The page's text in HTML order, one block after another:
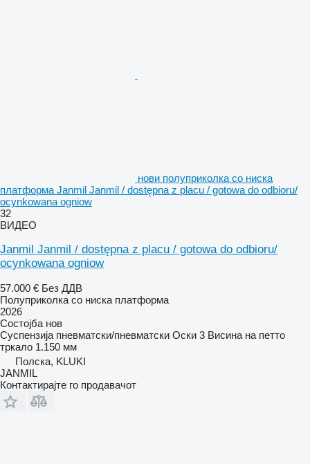
нови полуприколка со ниска
платформа Janmil Janmil / dostępna z placu / gotowa do odbioru/
ocynkowana ogniow
32
ВИДЕО
Janmil Janmil / dostępna z placu / gotowa do odbioru/
ocynkowana ogniow
57.000 € Без ДДВ
Полуприколка со ниска платформа
2026
Состојба нов
Суспензија пневматски/пневматски Оски 3 Висина на петто
тркало 1.150 мм
Полска, KLUKI
JANMIL
Контактирајте го продавачот